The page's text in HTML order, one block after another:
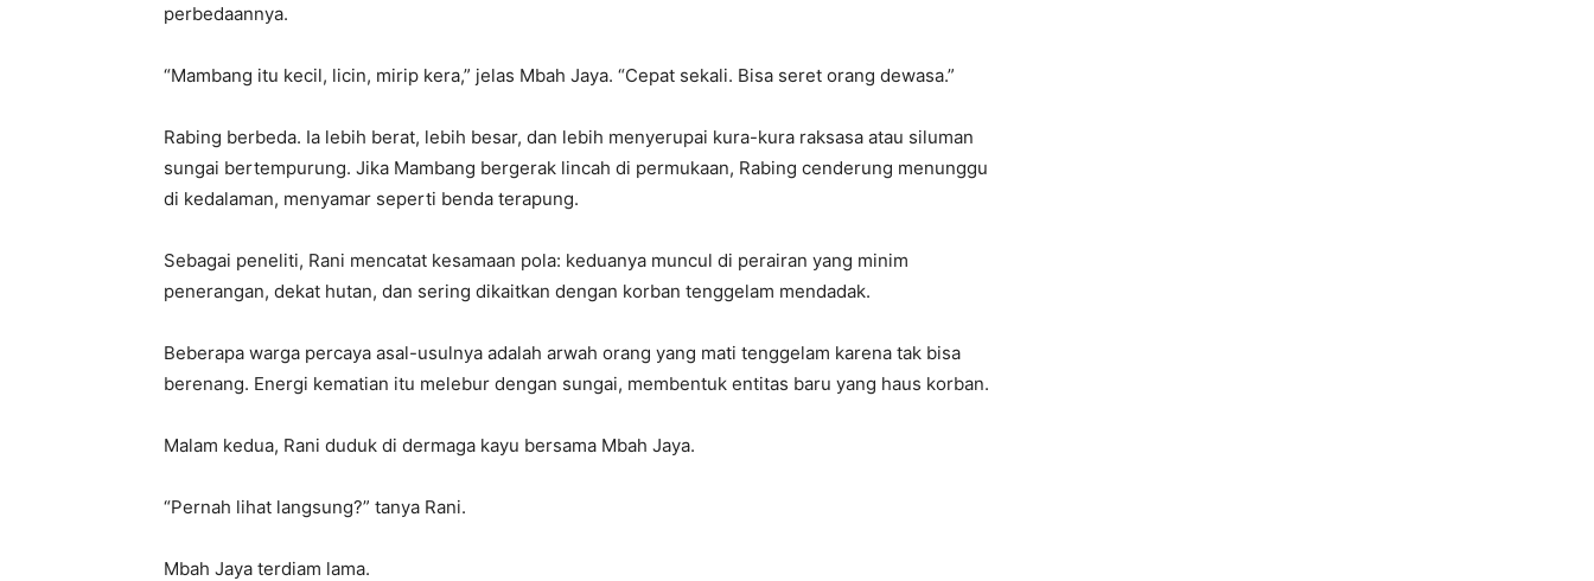
perbedaannya.
“Mambang itu kecil, licin, mirip kera,” jelas Mbah Jaya. “Cepat sekali. Bisa seret orang dewasa.”
Rabing berbeda. Ia lebih berat, lebih besar, dan lebih menyerupai kura-kura raksasa atau siluman
sungai bertempurung. Jika Mambang bergerak lincah di permukaan, Rabing cenderung menunggu
di kedalaman, menyamar seperti benda terapung.
Sebagai peneliti, Rani mencatat kesamaan pola: keduanya muncul di perairan yang minim
penerangan, dekat hutan, dan sering dikaitkan dengan korban tenggelam mendadak.
Beberapa warga percaya asal-usulnya adalah arwah orang yang mati tenggelam karena tak bisa
berenang. Energi kematian itu melebur dengan sungai, membentuk entitas baru yang haus korban.
Malam kedua, Rani duduk di dermaga kayu bersama Mbah Jaya.
“Pernah lihat langsung?” tanya Rani.
Mbah Jaya terdiam lama.